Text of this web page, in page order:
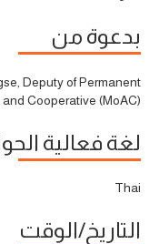
بدعوة من
Deputy of Permanent
Cooperative (MoAC)
لغة فعالية
Thai
التاريخ/الوقت